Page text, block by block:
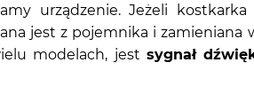
urządzenie. Jeżeli
jest z pojemnika i
modelach, jest sygnał